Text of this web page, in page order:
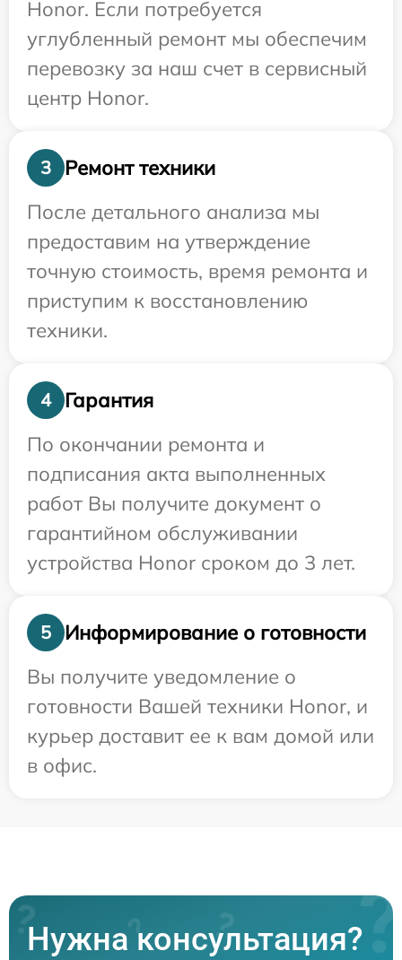
Honor. Если потребуется
углубленный ремонт мы обеспечим
перевозку за наш счет в сервисный
центр Honor.
3
Ремонт техники
После детального анализа мы
предоставим на утверждение
точную стоимость, время ремонта и
приступим к восстановлению
техники.
4
Гарантия
По окончании ремонта и
подписания акта выполненных
работ Вы получите документ о
гарантийном обслуживании
устройства Honor сроком до 3 лет.
5
Информирование о готовности
Вы получите уведомление о
готовности Вашей техники Honor, и
курьер доставит ее к вам домой или
в офис.
Нужна консультация?